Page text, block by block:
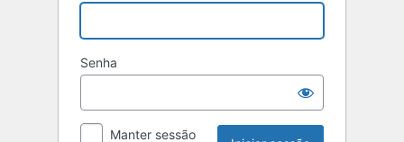
Senha
Manter sessão